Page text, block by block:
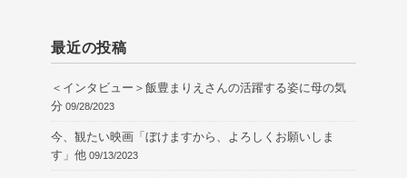
最近の投稿
＜インタビュー＞飯豊まりえさんの活躍する姿に母の気
分 09/28/2023
今、観たい映画「ぼけますから、よろしくお願いしま
す」他 09/13/2023